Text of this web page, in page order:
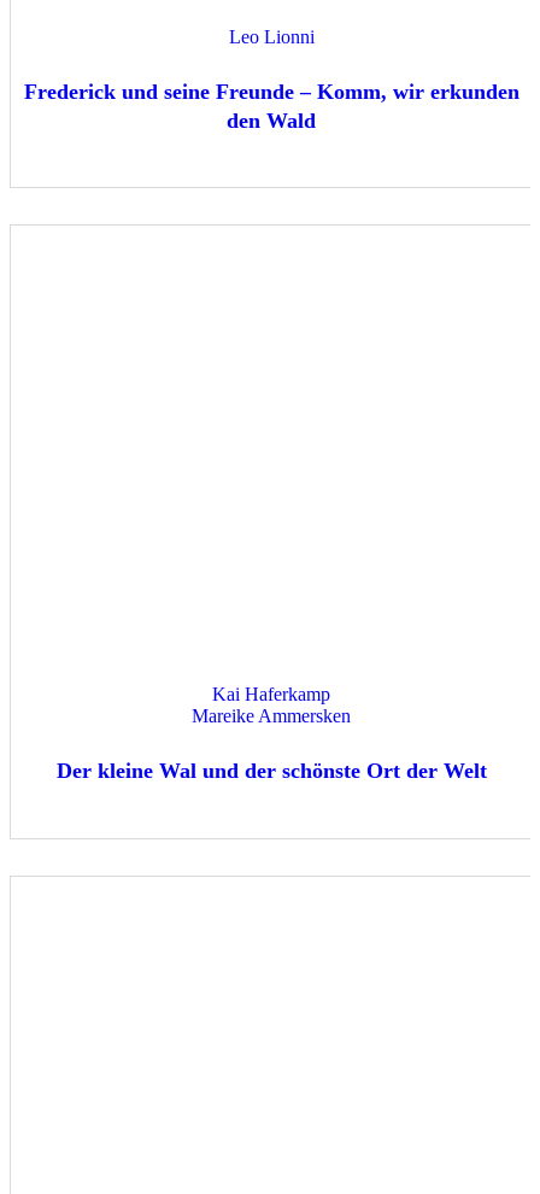
Leo Lionni
Frederick und seine Freunde – Komm, wir erkunden
den Wald
Kai Haferkamp
Mareike Ammersken
Der kleine Wal und der schönste Ort der Welt